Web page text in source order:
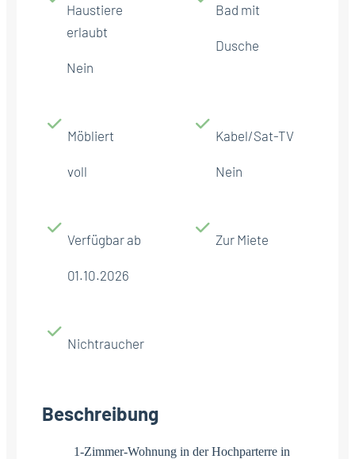
Haustiere
erlaubt
Nein
Bad mit
Dusche
Möbliert
voll
Kabel/Sat-TV
Nein
Verfügbar ab
01.10.2026
Zur Miete
Nichtraucher
Beschreibung
1-Zimmer-Wohnung in der Hochparterre in